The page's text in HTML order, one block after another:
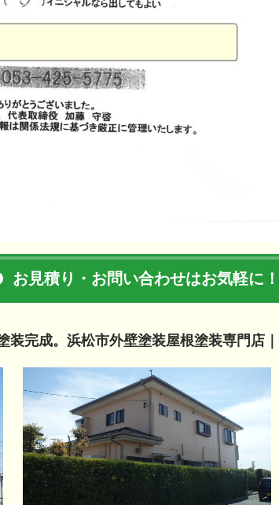
お見積り・お問い合わせはお気軽に！
装完成。浜松市外壁塗装屋根塗装専門店